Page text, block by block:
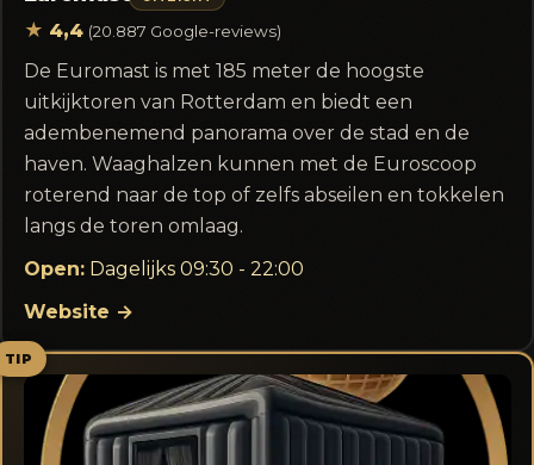
★ 4,4 (20.887 Google-reviews)
De Euromast is met 185 meter de hoogste
uitkijktoren van Rotterdam en biedt een
adembenemend panorama over de stad en de
haven. Waaghalzen kunnen met de Euroscoop
roterend naar de top of zelfs abseilen en tokkelen
langs de toren omlaag.
Open:Dagelijks 09:30 - 22:00
Website →
TIP